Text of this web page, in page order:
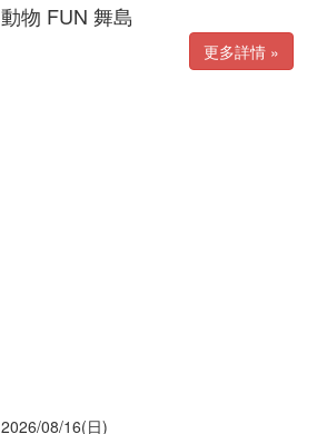
動物 FUN 舞島
更多詳情 »
2026/08/16(日)